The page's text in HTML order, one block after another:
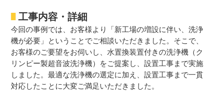
工事内容・詳細
今回の事例では、お客様より「新工場の増設に伴い、洗浄
機が必要」ということでご相談いただきました。そこで、
お客様のご要望をお伺いし、水置換装置付きの洗浄機（ク
リンピー製超音波洗浄機）をご提案し、設置工事まで実施
しました。最適な洗浄機の選定に加え、設置工事まで一貫
対応したことに大変ご満足いただきました。